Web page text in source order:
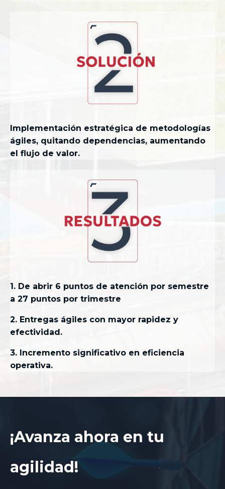
Implementación estratégica de metodologías
ágiles, quitando dependencias, aumentando
el flujo de valor.
1. De abrir 6 puntos de atención por semestre
a 27 puntos por trimestre
2. Entregas ágiles con mayor rapidez y
efectividad.
3. Incremento significativo en eficiencia
operativa.
¡Avanza ahora en tu
agilidad!